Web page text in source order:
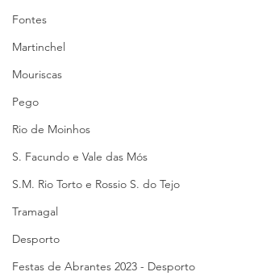
Fontes
Martinchel
Mouriscas
Pego
Rio de Moinhos
S. Facundo e Vale das Mós
S.M. Rio Torto e Rossio S. do Tejo
Tramagal
Desporto
Festas de Abrantes 2023 - Desporto